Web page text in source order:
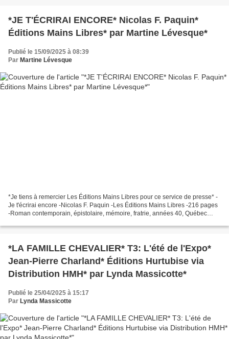
*JE T'ÉCRIRAI ENCORE* Nicolas F. Paquin*
Éditions Mains Libres* par Martine Lévesque*
Publié le 15/09/2025 à 08:39
Par Martine Lévesque
*Je tiens à remercier Les Éditions Mains Libres pour ce service de presse* -
Je t'écrirai encore -Nicolas F. Paquin -Les Éditions Mains Libres -216 pages
-Roman contemporain, épistolaire, mémoire, fratrie, années 40, Québec
*LA FAMILLE CHEVALIER* T3: L'été de l'Expo*
Jean-Pierre Charland* Éditions Hurtubise via
Distribution HMH* par Lynda Massicotte*
Publié le 25/04/2025 à 15:17
Par Lynda Massicotte